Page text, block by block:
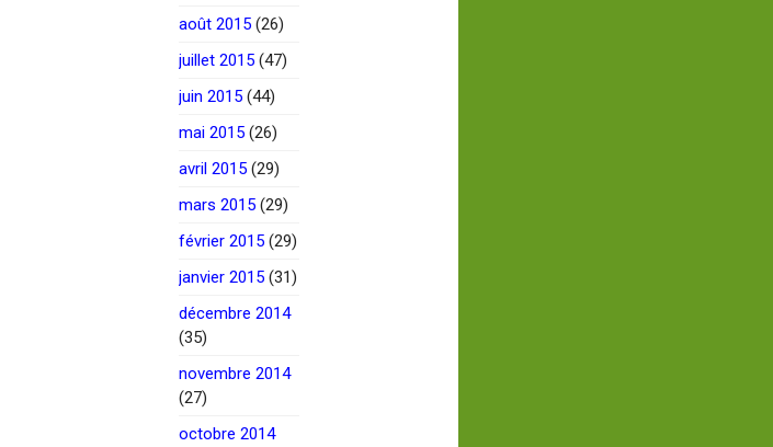
août 2015 (26)
juillet 2015 (47)
juin 2015 (44)
mai 2015 (26)
avril 2015 (29)
mars 2015 (29)
février 2015 (29)
janvier 2015 (31)
décembre 2014
(35)
novembre 2014
(27)
octobre 2014